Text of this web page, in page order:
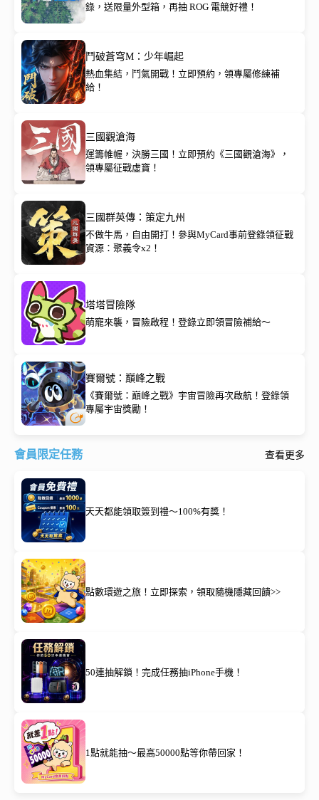
錄，送限量外型箱，再抽 ROG 電競好禮！
鬥破蒼穹M：少年崛起
熱血集結，鬥氣開戰！立即預約，領專屬修練補
給！
三國觀滄海
運籌帷幄，決勝三國！立即預約《三國觀滄海》，
領專屬征戰虛寶！
三國群英傳：策定九州
不做牛馬，自由開打！參與MyCard事前登錄領征戰
資源：聚義令x2！
塔塔冒險隊
萌寵來襲，冒險啟程！登錄立即領冒險補給～
賽爾號：巔峰之戰
《賽爾號：巔峰之戰》宇宙冒險再次啟航！登錄領
專屬宇宙獎勵！
會員限定任務 查看更多
天天都能領取簽到禮～100%有獎！
點數環遊之旅！立即探索，領取隨機隱藏回饋>>
50連抽解鎖！完成任務抽iPhone手機！
1點就能抽～最高50000點等你帶回家！